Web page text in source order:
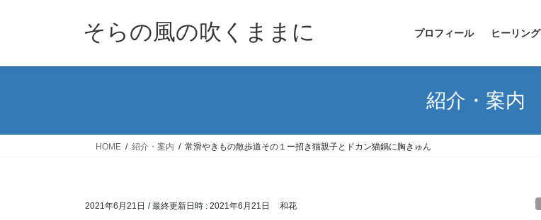
そらの風の吹くままに プロフィール ヒーリング
紹介・案内
HOME 紹介・案内 常滑やきもの散歩道その１ー招き猫親子とドカン猫鍋に胸きゅん
2021年6月21日 / 最終更新日時 : 2021年6月21日 和花